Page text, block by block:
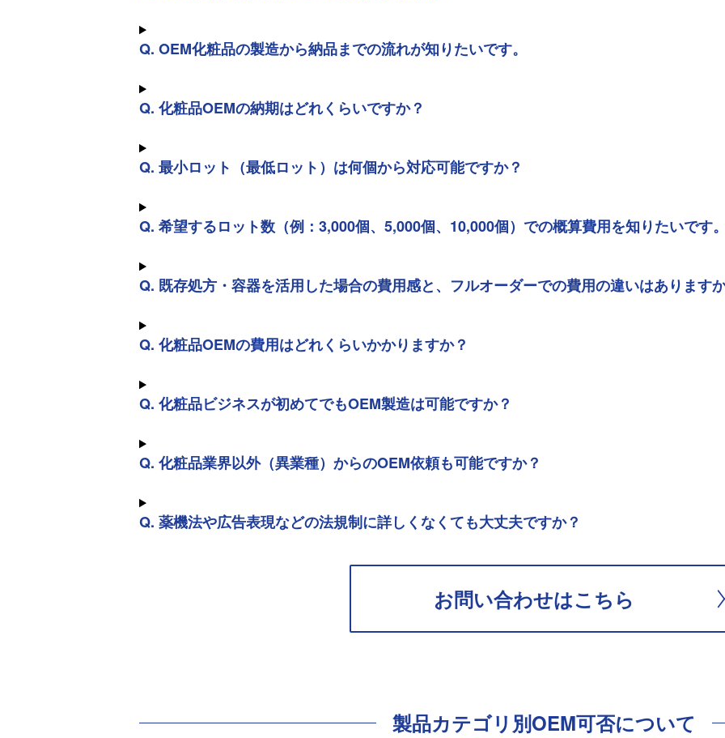
Q. OEM化粧品の製造から納品までの流れが知りたいです。
Q. 化粧品OEMの納期はどれくらいですか？
Q. 最小ロット（最低ロット）は何個から対応可能ですか？
Q. 希望するロット数（例：3,000個、5,000個、10,000個）での概算費用を知りたいです。
Q. 既存処方・容器を活用した場合の費用感と、フルオーダーでの費用の違いはあります
Q. 化粧品OEMの費用はどれくらいかかりますか？
Q. 化粧品ビジネスが初めてでもOEM製造は可能ですか？
Q. 化粧品業界以外（異業種）からのOEM依頼も可能ですか？
Q. 薬機法や広告表現などの法規制に詳しくなくても大丈夫ですか？
お問い合わせはこちら
製品カテゴリ別OEM可否について